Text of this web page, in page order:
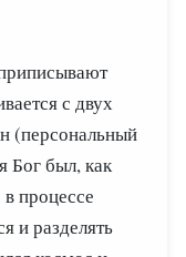
с двух
(персональный
Бог был, как
процессе
и разделять